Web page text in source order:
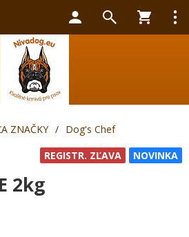
ZNAČKY / Dog's Chef
NOVINKA
REGISTR. ZĽAVA
2kg